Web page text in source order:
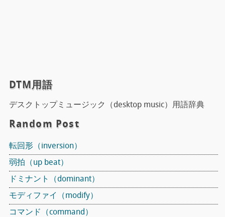
DTM用語
デスクトップミュージック（desktop music）用語辞典
Random Post
転回形（inversion）
弱拍（up beat）
ドミナント（dominant）
モディファイ（modify）
コマンド（command）